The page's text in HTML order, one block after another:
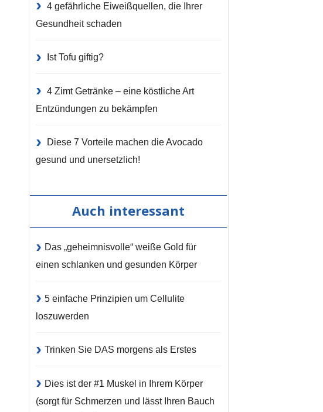
4 gefährliche Eiweißquellen, die Ihrer
Gesundheit schaden
Ist Tofu giftig?
4 Zimt Getränke – eine köstliche Art
Entzündungen zu bekämpfen
Diese 7 Vorteile machen die Avocado
gesund und unersetzlich!
Auch interessant
Das „geheimnisvolle“ weiße Gold für
einen schlanken und gesunden Körper
5 einfache Prinzipien um Cellulite
loszuwerden
Trinken Sie DAS morgens als Erstes
Dies ist der #1 Muskel in Ihrem Körper
(sorgt für Schmerzen und lässt Ihren Bauch